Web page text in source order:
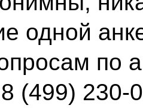
одной
по
(499) 230-